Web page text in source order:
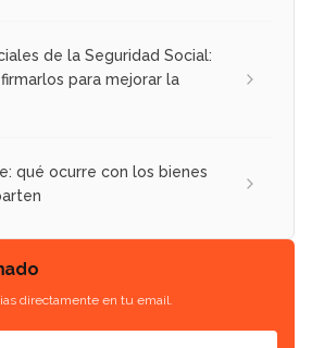
de la Seguridad Social:
para mejorar la
qué ocurre con los bienes
directamente en tu email.